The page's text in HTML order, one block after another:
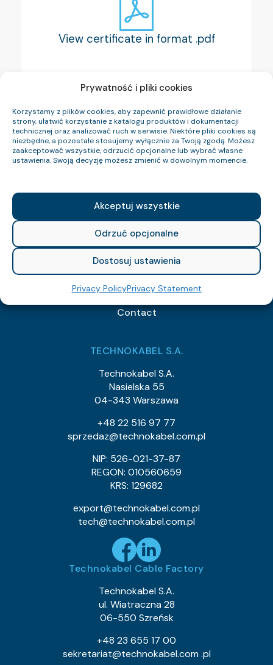
Prywatność i pliki cookies
Korzystamy z plików cookies, aby zapewnić prawidłowe działanie
strony, ułatwić korzystanie z katalogu produktów i dokumentacji
technicznej oraz analizować ruch w serwisie. Niektóre pliki cookies są
niezbędne, a pozostałe stosujemy wyłącznie za Twoją zgodą. Możesz
zaakceptować wszystkie, odrzucić opcjonalne lub wybrać własne
ustawienia. Swoją decyzję możesz zmienić w dowolnym momencie.
Akceptuj wszystkie
Odrzuć opcjonalne
Dostosuj ustawienia
Privacy PolicyPrivacy Statement
View certificate in format .pdf
Cable Catalog
Catalogs
Who We Are
FAQ
Contact
TECHNOKABEL S.A.
Technokabel S.A.
Nasielska 55
04-343 Warszawa
+48 22 516 97 77
sprzedaz@technokabel.com.pl
NIP: 526-021-37-87
REGON: 010560659
KRS: 129682
export@technokabel.com.pl
tech@technokabel.com.pl
Technokabel Cable Factory
Technokabel S.A.
ul. Wiatraczna 28
06-550 Szreńsk
+48 23 655 17 00
sekretariat@technokabel.com .pl